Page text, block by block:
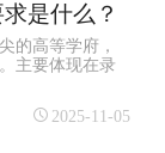
是什么？
的高等学府，
主要体现在录
2025-11-05